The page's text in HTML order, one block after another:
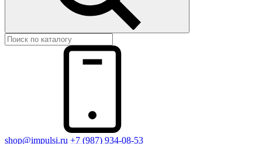
shop@impulsi.ru +7 (987) 934-08-53